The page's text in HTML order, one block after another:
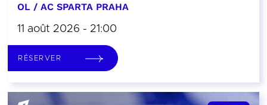
OL / AC SPARTA PRAHA
11 août 2026 - 21:00
RÉSERVER